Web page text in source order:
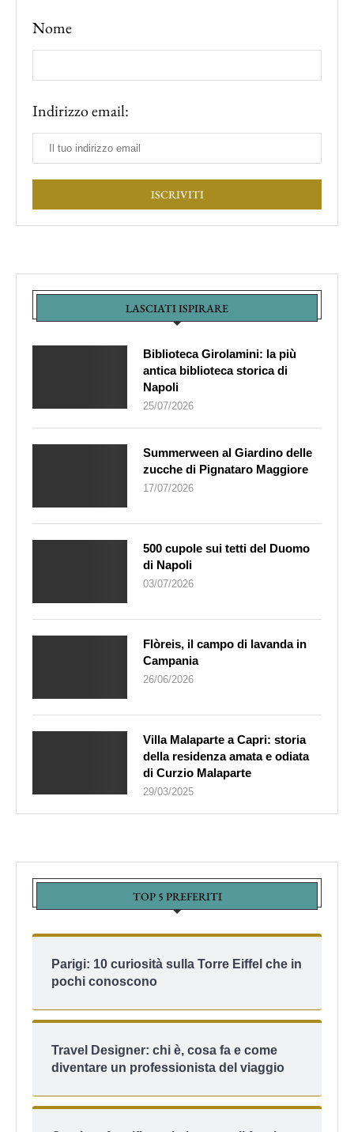
Nome
Indirizzo email:
LASCIATI ISPIRARE
Biblioteca Girolamini: la più
antica biblioteca storica di
Napoli
25/07/2026
Summerween al Giardino delle
zucche di Pignataro Maggiore
17/07/2026
500 cupole sui tetti del Duomo
di Napoli
03/07/2026
Flòreis, il campo di lavanda in
Campania
26/06/2026
Villa Malaparte a Capri: storia
della residenza amata e odiata
di Curzio Malaparte
29/03/2025
TOP 5 PREFERITI
Parigi: 10 curiosità sulla Torre Eiffel che in
pochi conoscono
Travel Designer: chi è, cosa fa e come
diventare un professionista del viaggio